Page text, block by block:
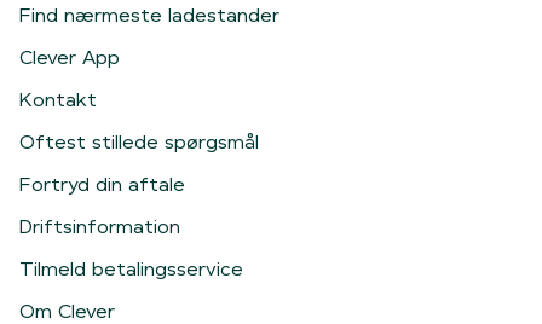
Find nærmeste ladestander
Clever App
Kontakt
Oftest stillede spørgsmål
Fortryd din aftale
Driftsinformation
Tilmeld betalingsservice
Om Clever